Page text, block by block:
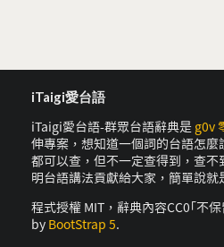
iTaigi愛台語
iTaigi愛台語-群眾台語辭典是 g0v
伸專案，想知道一個詞的台語怎
都可以查，但不一定查得到，查
明台語講法貢獻給大家，簡單說就
程式授權 MIT，辭典內容CC0｢不
by BootStrap 5.